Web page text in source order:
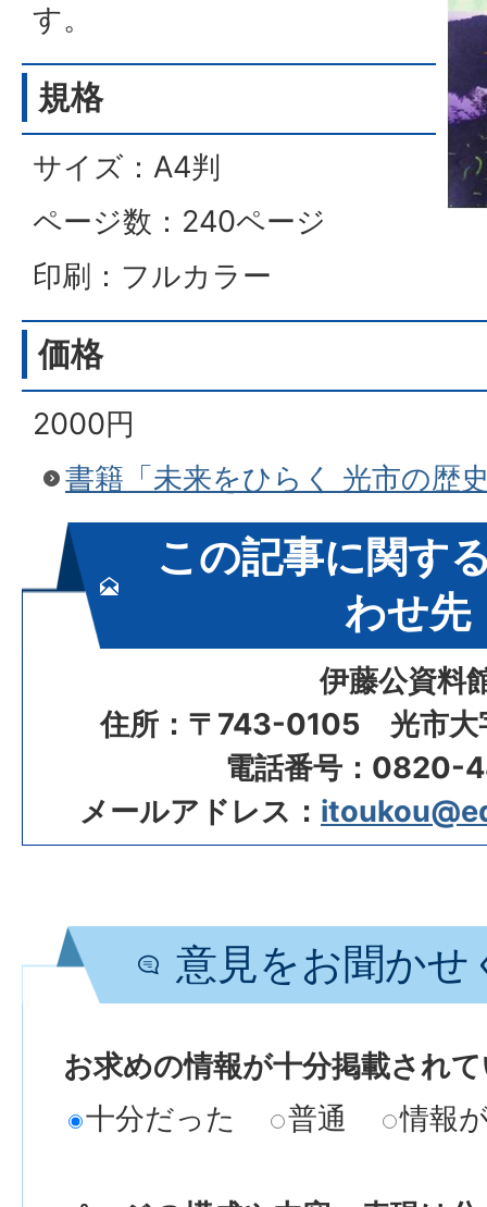
す。
規格
サイズ：A4判
ページ数：240ページ
印刷：フルカラー
価格
2000円
書籍「未来をひらく 光市の歴
この記事に関す
わせ先
伊藤公資料
住所：〒743-0105 光市大
電話番号：0820-
メールアドレス：
意見をお聞かせ
お求めの情報が十分掲載され
十分だった
普通 情報